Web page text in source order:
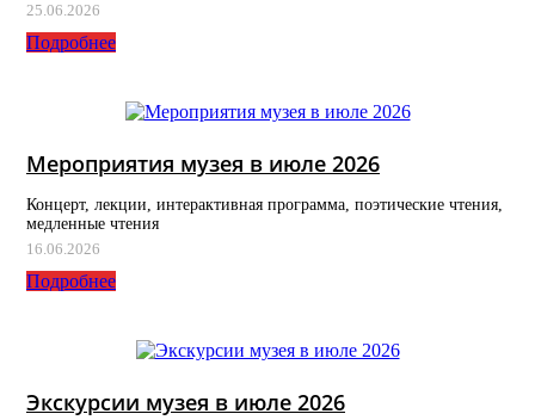
25.06.2026
Подробнее
Мероприятия музея в июле 2026
Концерт, лекции, интерактивная программа, поэтические чтения,
медленные чтения
16.06.2026
Подробнее
Экскурсии музея в июле 2026